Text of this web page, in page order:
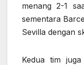
menang 2-1
sementara
Sevilla dengan
Kedua tim